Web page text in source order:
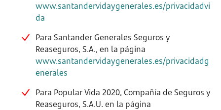
www.santandervidaygenerales.es/privacidadvi
da
Para Santander Generales Seguros y
Reaseguros, S.A., en la página
www.santandervidaygenerales.es/privacidadg
enerales
Para Popular Vida 2020, Compañía de Seguros y
Reaseguros, S.A.U. en la página